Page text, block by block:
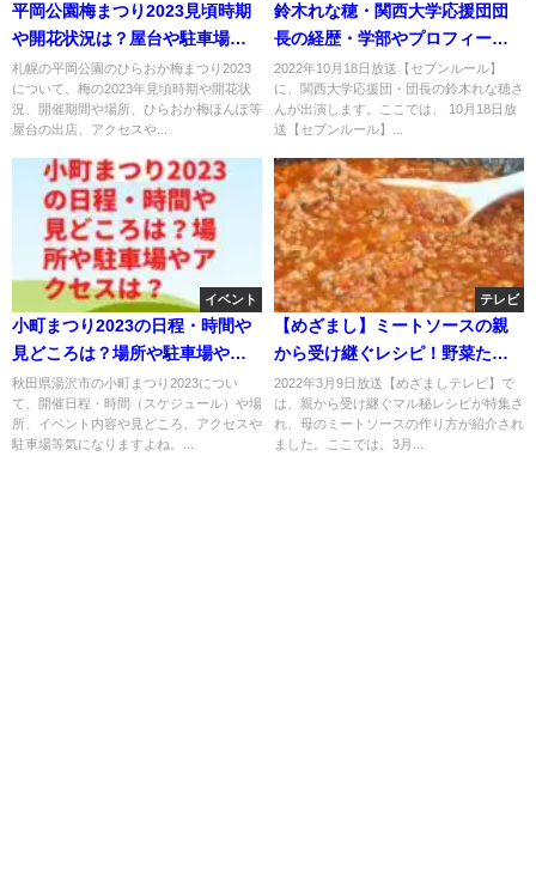
平岡公園梅まつり2023見頃時期
や開花状況は？屋台や駐車場や
アクセスは？
札幌の平岡公園のひらおか梅まつり2023
について、梅の2023年見頃時期や開花状
況、開催期間や場所、ひらおか梅ほんぽ等
屋台の出店、アクセスや...
鈴木れな穂・関西大学応援団団
長の経歴・学部やプロフィール
は？入団理由や歴代女性団長
は？【セブンルール】
2022年10月18日放送【セブンルール】
に、関西大学応援団・団長の鈴木れな穂さ
んが出演します。ここでは、 10月18日放
送【セブンルール】...
イベント
小町まつり2023の日程・時間や
見どころは？場所や駐車場やア
クセスは？
秋田県湯沢市の小町まつり2023につい
て、開催日程・時間（スケジュール）や場
所、イベント内容や見どころ、アクセスや
駐車場等気になりますよね。...
テレビ
【めざまし】ミートソースの親
から受け継ぐレシピ！野菜たっ
ぷりシイタケのだし汁！3月9日
2022年3月9日放送【めざましテレビ】で
は、親から受け継ぐマル秘レシピが特集さ
れ、母のミートソースの作り方が紹介され
ました。ここでは、3月...